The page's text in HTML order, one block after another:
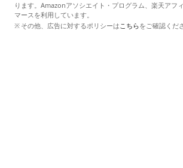
ります。Amazonアソシエイト・プログラム、楽天アフ
マースを利用しています。
その他、広告に対するポリシーはこちらをご確認くだ